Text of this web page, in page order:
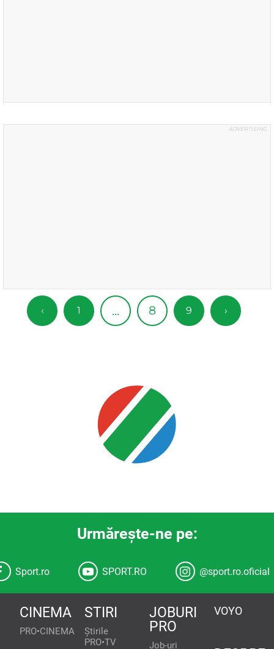
‹ 1 ... 8 9 ›
Urmăreşte-ne pe:
Sport.ro SPORT.RO @sport.ro.oficial
CINEMA
PRO•CINEMA
STIRI
Știrile
PRO•TV
JOBURI
PRO
Job-uri
VOYO